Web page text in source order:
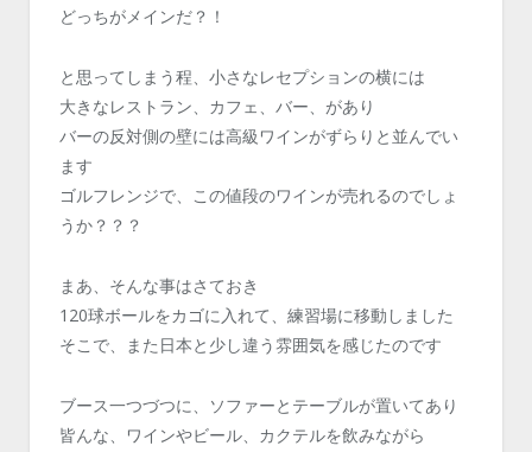
どっちがメインだ？！
と思ってしまう程、小さなレセプションの横には
大きなレストラン、カフェ、バー、があり
バーの反対側の壁には高級ワインがずらりと並んでい
ます
ゴルフレンジで、この値段のワインが売れるのでしょ
うか？？？
まあ、そんな事はさておき
120球ボールをカゴに入れて、練習場に移動しました
そこで、また日本と少し違う雰囲気を感じたのです
ブース一つづつに、ソファーとテーブルが置いてあり
皆んな、ワインやビール、カクテルを飲みながら